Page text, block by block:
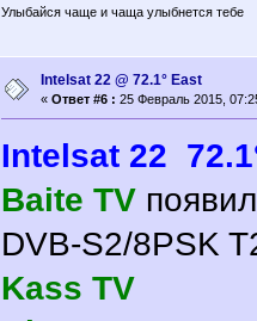
Улыбайся чаще и чаща улыбнется тебе
Intelsat 22 @ 72.1° East
« Ответ #6 : 25 Февраль 2015,
Intelsat 22
Baite TV
DVB-S2/8PSK
Kass TV